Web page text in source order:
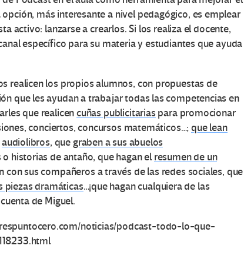
más interesante a nivel pedagógico, es emplear
activo: lanzarse a crearlos. Si los realiza el docente,
específico para su materia y estudiantes que ayuda
realicen los propios alumnos, con propuestas de
que les ayudan a trabajar todas las competencias en
que realicencuñas publicitarias para promocionar
conciertos, concursos matemáticos…;que lean
audiolibros, quegraben a sus abuelos
historias de antaño, que hagan el resumen de un
con sus compañeros a través de las redes sociales, que
piezas dramáticas…¡que hagan cualquiera de las
de Miguel.
noticias/podcast-todo-lo-que-